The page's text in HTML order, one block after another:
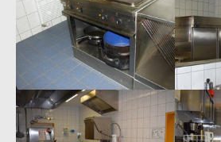
Show larger version Show